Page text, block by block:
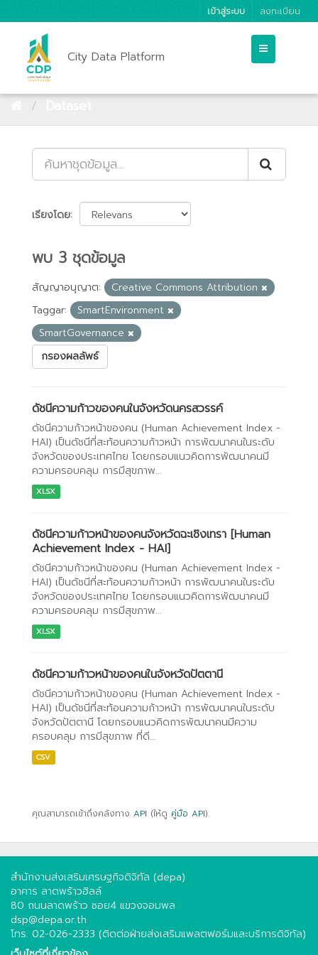
เข้าสู่ระบบ ลงทะเบียน
City Data Platform
เรียงโดย
พบ 3 ชุดข้อมูล
สัญญาอนุญาต:
Creative Commons Attribution
Taggar:
SmartEnvironment
SmartGovernance
กรองผลลัพธ์
ดัชนีความก้าวของคนในจังหวัดนครสวรรค์
ดัชนีความก้าวหน้าของคน (Human Achievement Index -
HAI) เป็นดัชนีที่สะท้อนความก้าวหน้า การพัฒนาคนในระดับ
จังหวัดของประเทศไทย โดยกรอบแนวคิดการพัฒนาคนมี
ความครอบคลุม การมีสุขภาพ...
XLSX
ดัชนีความก้าวหน้าของคนจังหวัดฉะเชิงเทรา [Human
Achievement Index - HAI]
ดัชนีความก้าวหน้าของคน (Human Achievement Index -
HAI) เป็นดัชนีที่สะท้อนความก้าวหน้า การพัฒนาคนในระดับ
จังหวัดของประเทศไทย โดยกรอบแนวคิดการพัฒนาคนมี
ความครอบคลุม การมีสุขภาพ...
XLSX
ดัชนีความก้าวหน้าของคนในจังหวัดปัตตานี
ดัชนีความก้าวหน้าของคน (Human Achievement Index -
HAI) เป็นดัชนีที่สะท้อนความก้าวหน้า การพัฒนาคนในระดับ
จังหวัดปัตตานี โดยกรอบแนวคิดการพัฒนาคนมีความ
ครอบคลุม การมีสุขภาพ ที่ดี...
CSV
คุณสามารถเข้าถึงคลังทาง API (ให้ดู คู่มือ API).
สำนักงานส่งเสริมเศรษฐกิจดิจิทัล (depa)
อาคาร ลาดพร้าวฮิลล์
80 ถนนลาดพร้าว ซอย4 แขวงจอมพล
dsp@depa.or.th
โทร. 02-026-2333 (ติดต่อฝ่ายส่งเสริมแพลตฟอร์มและบริการดิจิทัล)